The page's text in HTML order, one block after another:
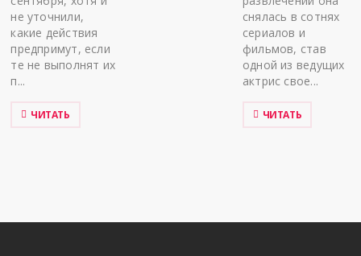
не уточнили,
какие действия
предпримут, если
те не выполнят их
п...
ЧИТАТЬ
снялась в сотнях
сериалов и
фильмов, став
одной из ведущих
актрис свое...
ЧИТАТЬ